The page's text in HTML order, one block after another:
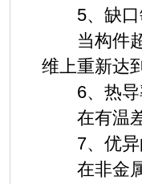
5、缺口
当构件超
维上重新达
6、热导
在有温差
7、优异
在非金属